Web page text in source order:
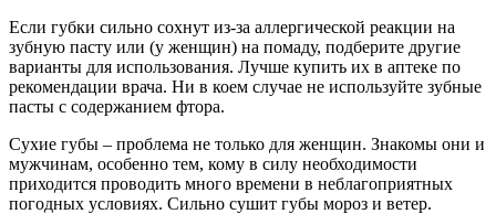
Если губки сильно сохнут из-за аллергической реакции на
зубную пасту или (у женщин) на помаду, подберите другие
варианты для использования. Лучше купить их в аптеке по
рекомендации врача. Ни в коем случае не используйте зубные
пасты с содержанием фтора.
Сухие губы – проблема не только для женщин. Знакомы они и
мужчинам, особенно тем, кому в силу необходимости
приходится проводить много времени в неблагоприятных
погодных условиях. Сильно сушит губы мороз и ветер.